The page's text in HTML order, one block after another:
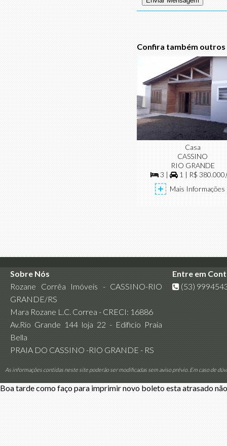
Confira também outros
Casa
CASSINO
RIO GRANDE
3 |
1 | R$
Mais Informações
Sobre Nós
Rozane Corrêa Imóveis - CASSINO-RIO
GRANDE/RS
Mara Rozane L.C. Correa - CRECI: 16886
Av.Rio Grande 144 loja 22 - Edificio Praia
Bella
PRAIA DO CASSINO -RIO GRANDE - RS
Entre em
(53)
As informações contidas neste site poderão ser modificadas sem aviso prévio. Em caso de
Boa tarde como faço para imprimir novo boleto esta atrasado